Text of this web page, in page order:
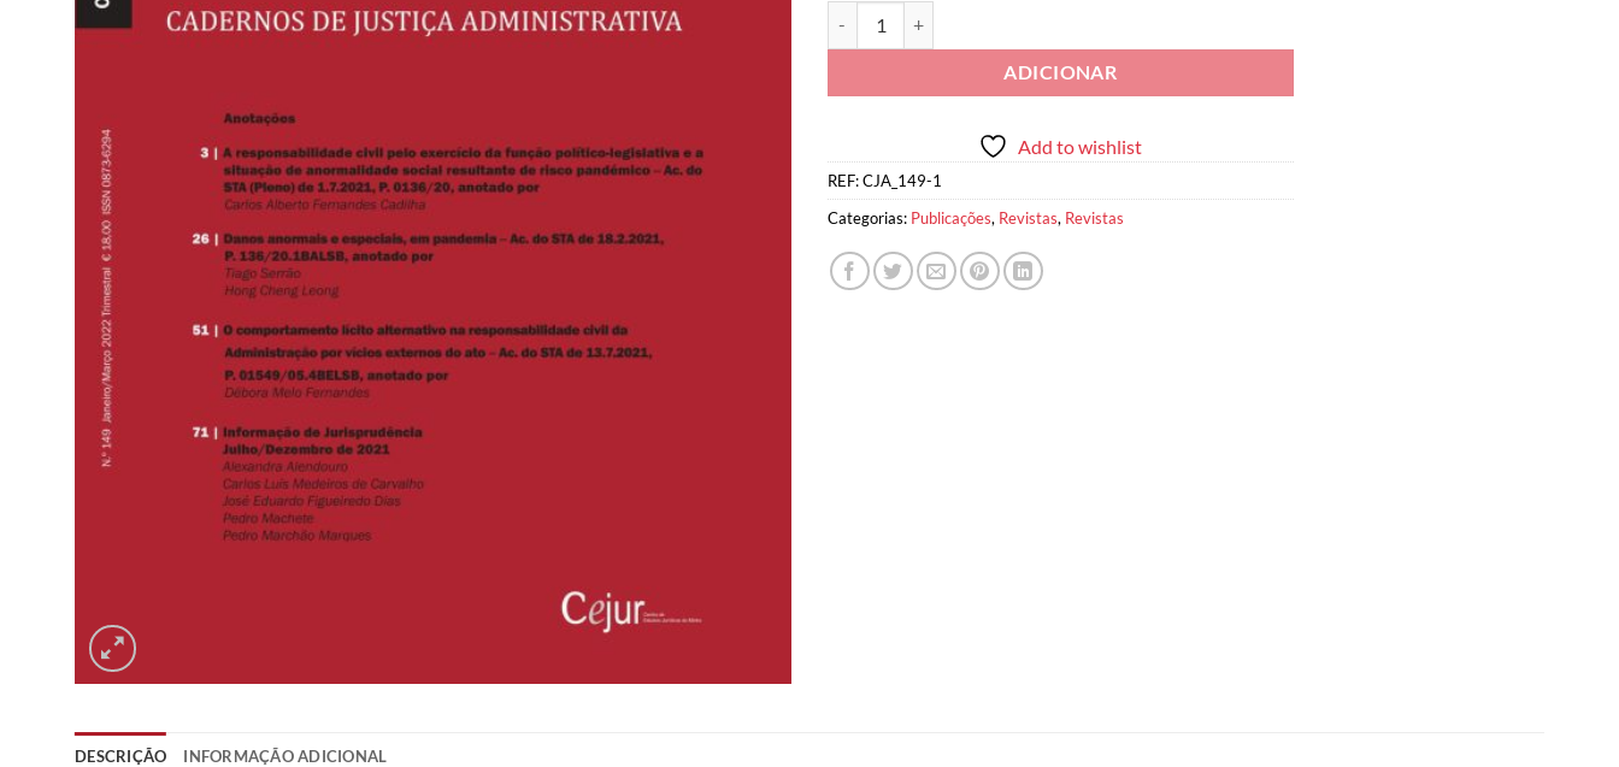
ADICIONAR
Add to wishlist
REF:CJA_149-1
Categorias: Publicações, Revistas, Revistas
DESCRIÇÃO INFORMAÇÃO ADICIONAL